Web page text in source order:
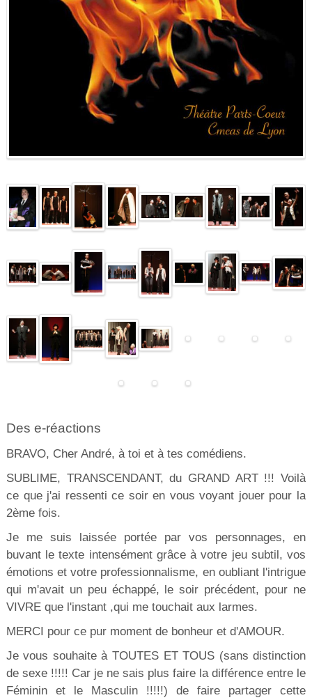
Des e-réactions
BRAVO, Cher André, à toi et à tes comédiens.
SUBLIME, TRANSCENDANT, du GRAND ART !!! Voilà
ce que j'ai ressenti ce soir en vous voyant jouer pour la
2ème fois.
Je me suis laissée portée par vos personnages, en
buvant le texte intensément grâce à votre jeu subtil, vos
émotions et votre professionnalisme, en oubliant l'intrigue
qui m'avait un peu échappé, le soir précédent, pour ne
VIVRE que l'instant ,qui me touchait aux larmes.
MERCI pour ce pur moment de bonheur et d'AMOUR.
Je vous souhaite à TOUTES ET TOUS (sans distinction
de sexe !!!!! Car je ne sais plus faire la différence entre le
Féminin et le Masculin !!!!!) de faire partager cette